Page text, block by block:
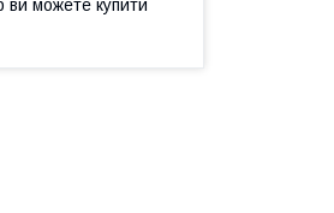
ви можете купити